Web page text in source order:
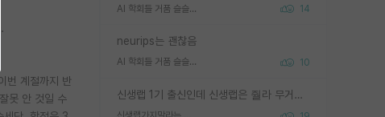
AI 학회들 거품 슬슬 지적이 나오네요 14
neurips는 괜찮음
AI 학회들 거품 슬슬 지적이 나오네요 10
신생랩 1기 출신인데 신생랩은 줠라 무거운 바벨 같은거임. 들면 대박인데 못들면 깔려 죽음. 아무도 알려주지 않는 환경에서 자생해야하지만, 일단 살아남았다면 그 어떤 사람보다 악착같고 생존력 높은 사람으로 거듭날 수 있음
번 계절까지 반
못 안 것일 수